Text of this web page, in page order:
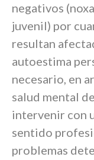
negativos
juvenil) por
resultan
autoestima
necesario, en
salud mental
intervenir con
sentido
problemas